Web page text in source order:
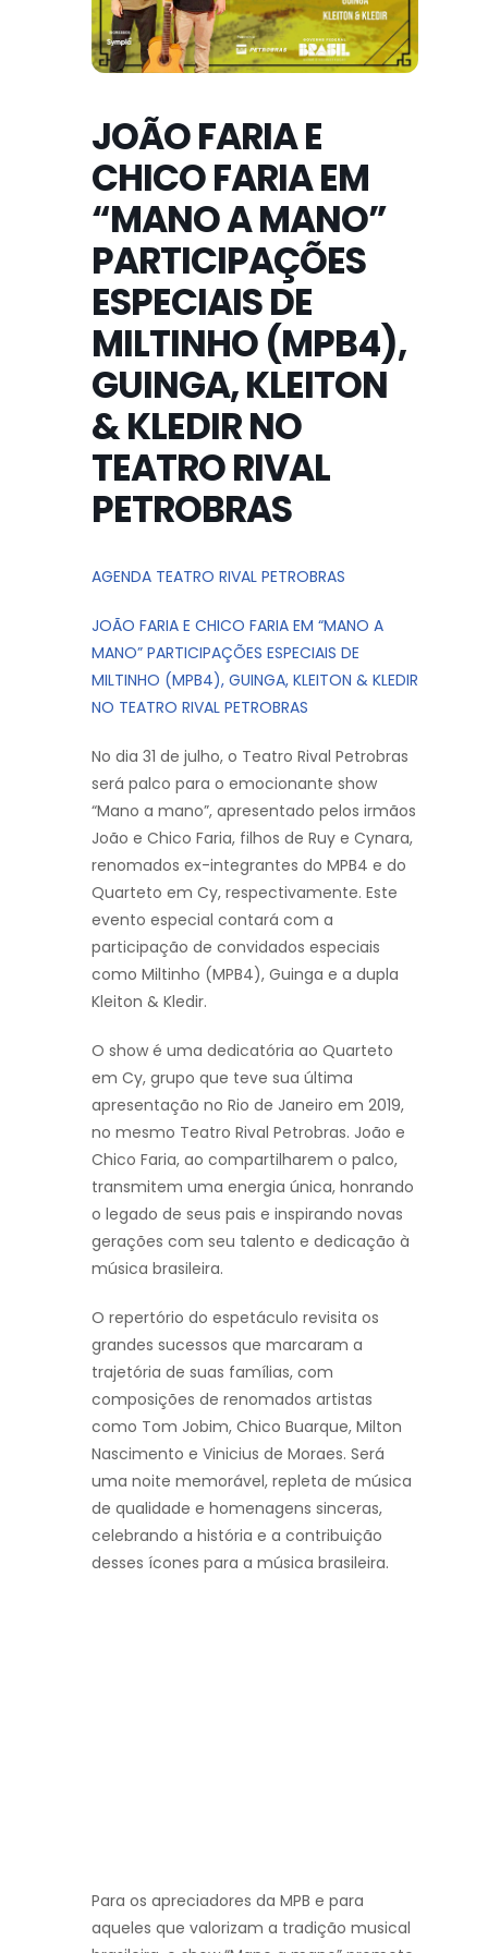
JOÃO FARIA E
CHICO FARIA EM
“MANO A MANO”
PARTICIPAÇÕES
ESPECIAIS DE
MILTINHO (MPB4),
GUINGA, KLEITON
& KLEDIR NO
TEATRO RIVAL
PETROBRAS
AGENDA TEATRO RIVAL PETROBRAS
JOÃO FARIA E CHICO FARIA EM “MANO A
MANO” PARTICIPAÇÕES ESPECIAIS DE
MILTINHO (MPB4), GUINGA, KLEITON & KLEDIR
NO TEATRO RIVAL PETROBRAS
No dia 31 de julho, o Teatro Rival Petrobras
será palco para o emocionante show
“Mano a mano”, apresentado pelos irmãos
João e Chico Faria, filhos de Ruy e Cynara,
renomados ex-integrantes do MPB4 e do
Quarteto em Cy, respectivamente. Este
evento especial contará com a
participação de convidados especiais
como Miltinho (MPB4), Guinga e a dupla
Kleiton & Kledir.
O show é uma dedicatória ao Quarteto
em Cy, grupo que teve sua última
apresentação no Rio de Janeiro em 2019,
no mesmo Teatro Rival Petrobras. João e
Chico Faria, ao compartilharem o palco,
transmitem uma energia única, honrando
o legado de seus pais e inspirando novas
gerações com seu talento e dedicação à
música brasileira.
O repertório do espetáculo revisita os
grandes sucessos que marcaram a
trajetória de suas famílias, com
composições de renomados artistas
como Tom Jobim, Chico Buarque, Milton
Nascimento e Vinicius de Moraes. Será
uma noite memorável, repleta de música
de qualidade e homenagens sinceras,
celebrando a história e a contribuição
desses ícones para a música brasileira.
Para os apreciadores da MPB e para
aqueles que valorizam a tradição musical